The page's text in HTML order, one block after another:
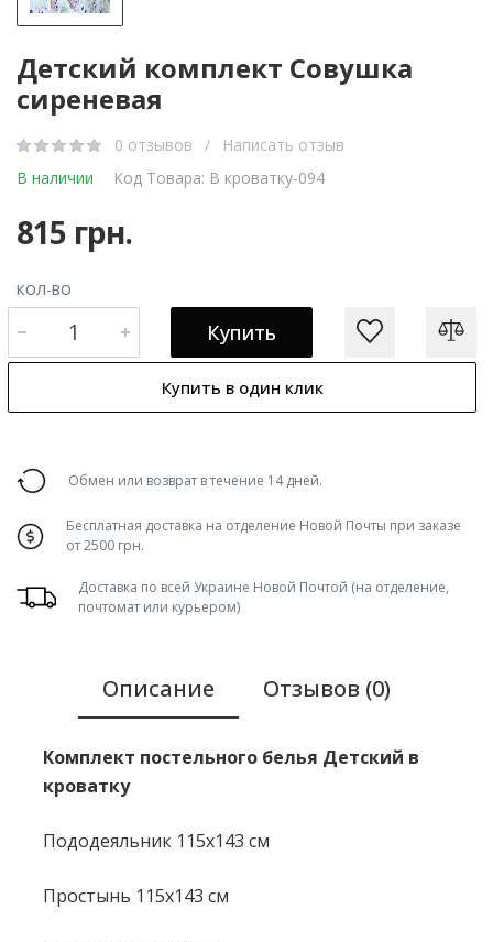
Детский комплект Совушка
сиреневая
0 отзывов /
Написать отзыв
В наличии
Код Товара: В кроватку-094
815 грн.
КОЛ-ВО
Купить
Купить в один клик
Обмен или возврат в течение 14 дней.
Бесплатная доставка на отделение Новой Почты при заказе
от 2500 грн.
Доставка по всей Украине Новой Почтой (на отделение,
почтомат или курьером)
Описание Отзывов (0)
Комплект постельного белья Детский в
кроватку
Пододеяльник 115x143 см
Простынь 115x143 см